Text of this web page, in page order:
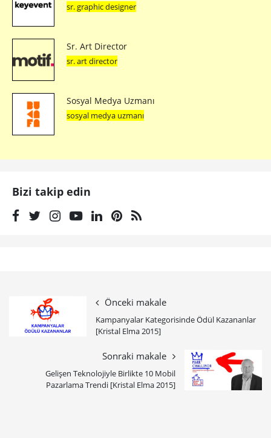
sr. graphic designer
Sr. Art Director
sr. art director
Sosyal Medya Uzmanı
sosyal medya uzmanı
Bizi takip edin
Önceki makale
Kampanyalar Kategorisinde Ödül Kazananlar
[Kristal Elma 2015]
Sonraki makale
Gelişen Teknolojiyle Birlikte 10 Mobil
Pazarlama Trendi [Kristal Elma 2015]